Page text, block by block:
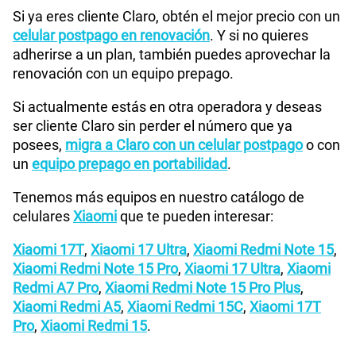
Si ya eres cliente Claro, obtén el mejor precio con un
celular postpago en renovación. Y si no quieres
adherirse a un plan, también puedes aprovechar la
renovación con un equipo prepago.
Si actualmente estás en otra operadora y deseas
ser cliente Claro sin perder el número que ya
posees, migra a Claro con un celular postpagoo con
un equipo prepago en portabilidad.
Tenemos más equipos en nuestro catálogo de
celularesXiaomique te pueden interesar:
Xiaomi 17T, Xiaomi 17 Ultra, Xiaomi Redmi Note 15,
Xiaomi Redmi Note 15 Pro, Xiaomi 17 Ultra, Xiaomi
Redmi A7 Pro, Xiaomi Redmi Note 15 Pro Plus,
Xiaomi Redmi A5, Xiaomi Redmi 15C, Xiaomi 17T
Pro, Xiaomi Redmi 15.